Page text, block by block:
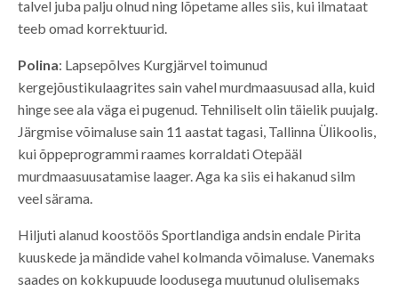
talvel juba palju olnud ning lõpetame alles siis, kui ilmataat
teeb omad korrektuurid.
Polina: Lapsepõlves Kurgjärvel toimunud
kergejõustikulaagrites sain vahel murdmaasuusad alla, kuid
hinge see ala väga ei pugenud. Tehniliselt olin täielik puujalg.
Järgmise võimaluse sain 11 aastat tagasi, Tallinna Ülikoolis,
kui õppeprogrammi raames korraldati Otepääl
murdmaasuusatamise laager. Aga ka siis ei hakanud silm
veel särama.
Hiljuti alanud koostöös Sportlandiga andsin endale Pirita
kuuskede ja mändide vahel kolmanda võimaluse. Vanemaks
saades on kokkupuude loodusega muutunud olulisemaks